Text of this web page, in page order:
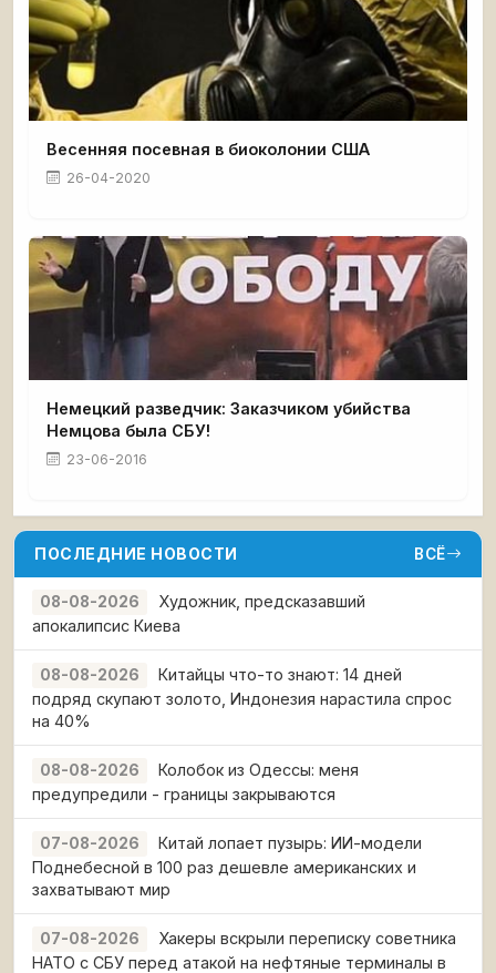
Весенняя посевная в биоколонии США
26-04-2020
Немецкий разведчик: Заказчиком убийства
Немцова была СБУ!
23-06-2016
ПОСЛЕДНИЕ НОВОСТИ ВСЁ
08-08-2026
Художник, предсказавший
апокалипсис Киева
08-08-2026
Китайцы что-то знают: 14 дней
подряд скупают золото, Индонезия нарастила спрос
на 40%
08-08-2026
Колобок из Одессы: меня
предупредили - границы закрываются
07-08-2026
Китай лопает пузырь: ИИ-модели
Поднебесной в 100 раз дешевле американских и
захватывают мир
07-08-2026
Хакеры вскрыли переписку советника
НАТО с СБУ перед атакой на нефтяные терминалы в